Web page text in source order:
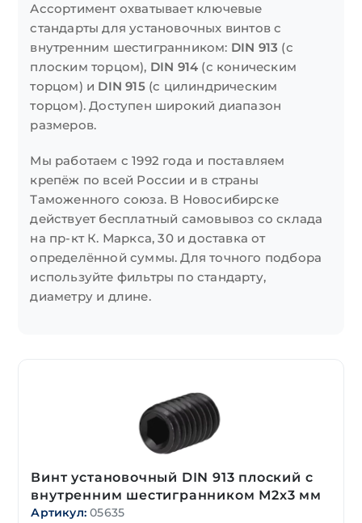
Ассортимент охватывает ключевые
стандарты для установочных винтов с
внутренним шестигранником: DIN 913 (с
плоским торцом), DIN 914 (с коническим
торцом) и DIN 915(с цилиндрическим
торцом). Доступен широкий диапазон
размеров.
Мы работаем с 1992 года и поставляем
крепёж по всей России и в страны
Таможенного союза. В Новосибирске
действует бесплатный самовывоз со склада
на пр-кт К. Маркса, 30 и доставка от
определённой суммы. Для точного подбора
используйте фильтры по стандарту,
диаметру и длине.
Винт установочный DIN 913 плоский с
внутренним шестигранником М2х3 мм
Артикул: 05635